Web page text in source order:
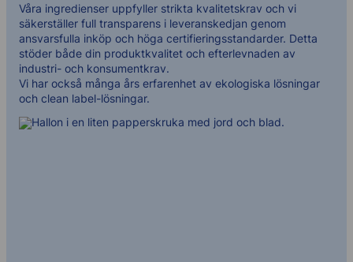
Våra ingredienser uppfyller strikta kvalitetskrav och vi
säkerställer full transparens i leveranskedjan genom
ansvarsfulla inköp och höga certifieringsstandarder. Detta
stöder både din produktkvalitet och efterlevnaden av
industri- och konsumentkrav.
Vi har också många års erfarenhet av ekologiska lösningar
och clean label-lösningar.